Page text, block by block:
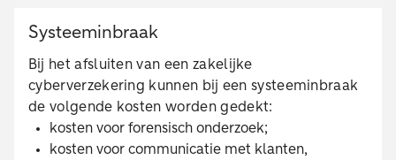
Systeeminbraak
Bij het afsluiten van een zakelijke
cyberverzekering kunnen bij een systeeminbraak
de volgende kosten worden gedekt:
kosten voor forensisch onderzoek;
kosten voor communicatie met klanten,